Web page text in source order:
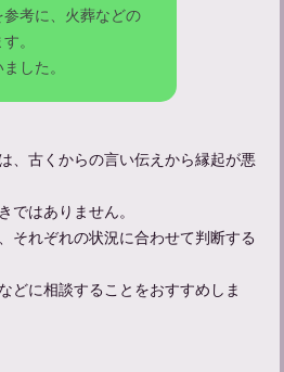
考に、火葬などの
。
した。
、古くからの言い伝えから縁起が悪
ではありません。
それぞれの状況に合わせて判断する
どに相談することをおすすめしま